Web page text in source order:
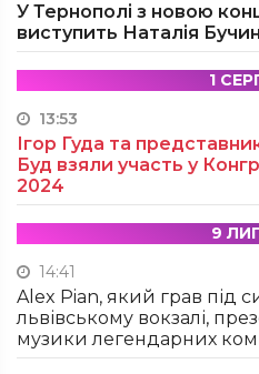
У Тернополі з новою
виступить Наталія
1
13:53
Ігор Гуда та
Буд взяли участь у
2024
9
14:41
Alex Pian, який грав під
львівському вокзалі,
музики легендарних